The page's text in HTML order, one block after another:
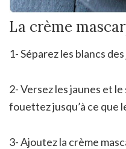
La crème
1- Séparez les blancs
2- Versez les jaunes et
fouettez jusqu’à ce que
3- Ajoutez la crème